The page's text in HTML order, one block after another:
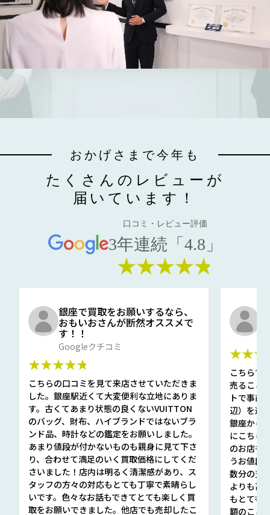
おかげさまで今年も
たくさんのレビューが
届いています！
口コミ・レビュー評価
3年連続「4.8」
★★★★★
銀座で買取をお願いするなら、
おもいおさんが断然オススメで
す！！
Googleクチコミ
★★★★★
こちらの口コミを見て来店させていただきま
した。銀座駅近くて大変便利な立地にありま
す。古くてあまり状態の良くないVUITTON
のバッグ、財布、ハイブランドではないブラ
ンド品、時計などの鑑定をお願いしました。
あまり値段が付かないものも親身に見て下さ
り、合わせて満足のいく買取価格にしてくだ
さいました！店内は明るく清潔感があり、ス
タッフの方々の対応もとても丁寧で素晴らし
いです。色々なお話もできてとても楽しく買
取をお願いできました。他店でも売却したこ
こちらで
売ること
トで事前
辺）を選
銀座から
にこちら
のお店も
うお値段
数分の査
よりも高
もとても
額のこと